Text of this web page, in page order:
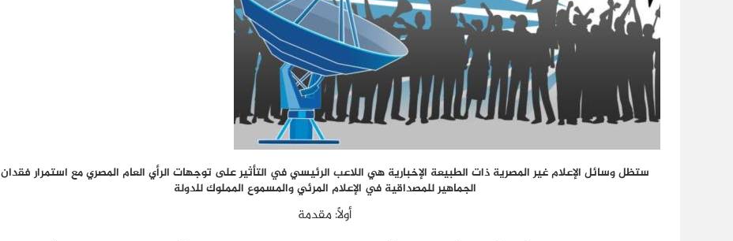
ستظل وسائل الإعلام غير المصرية ذات الطبيعة الإخبارية هي اللاعب الرئيسي في التأثير على توجهات الرأي العام المصري مع استمرار فقدان
الجماهير للمصداقية في الإعلام المرئي والمسموع المملوك للدولة
أولاً: مقدمة